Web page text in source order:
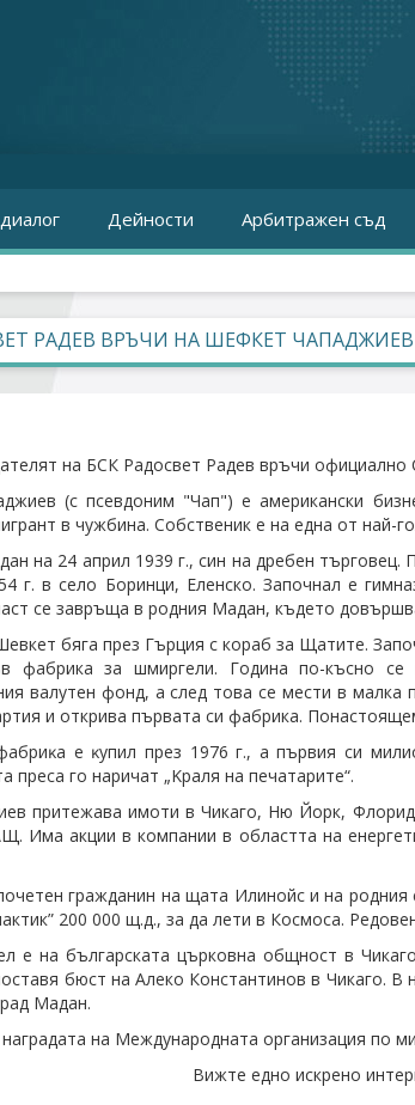
Дейности Арбитражен съд
РАДЕВ ВРЪЧИ НА ШЕФКЕТ
на БСК Радосвет Радев връчи
(с псевдоним "Чап") е американски
в чужбина. Собственик е на една от най-
на 24 април 1939 г., син на дребен
г. в село Боринци, Еленско. Започнал е
се завръща в родния Мадан, където
бяга през Гърция с кораб за Щатите.
фабрика за шмиргели. Година по-късно
валутен фонд, а след това се мести в малка
и открива първата си фабрика.
e ĸyпил пpeз 1976 г., a пъpвия си
преса гo нapичaт „Kpaля нa пeчaтapитe“.
притежава имоти в Чикаго, Ню Йорк,
Има акции в компании в областта на
гражданин на щата Илинойс и на
200 000 щ.д., за да лети в Космоса.
е на българската църковна общност в
бюст на Алеко Константинов в Чикаго.
Мадан.
на Международната организация по
Вижте едно искрено